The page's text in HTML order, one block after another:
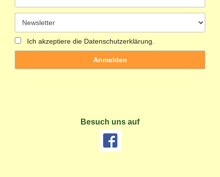
Ich akzeptiere die Datenschutzerklärung.
Besuch uns auf